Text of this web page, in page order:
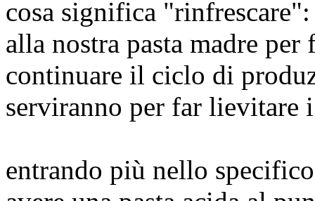
cosa significa
alla nostra pasta madre
continuare il ciclo di
serviranno per far lievitare
entrando più nello